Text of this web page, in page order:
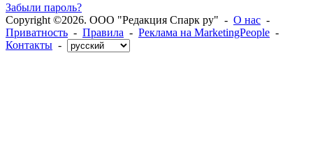
Забыли пароль?
Copyright ©2026. ООО "Редакция Спарк ру" - О нас -
Приватность - Правила - Реклама на MarketingPeople -
Контакты -